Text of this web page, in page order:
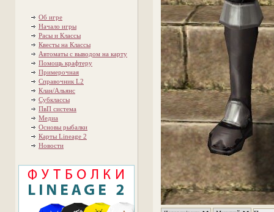
Об игре
Начало игры
Расы и Классы
Квесты на Классы
Автоматы с выводом на карту
Помощь крафтеру
Примерочная
Справочник L2
Клан/Альянс
Субклассы
ПвП система
Медиа
Основы рыбалки
Карты Lineage 2
Новости